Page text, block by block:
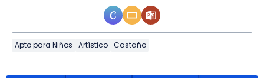
Apto para Niños Artístico Castaño